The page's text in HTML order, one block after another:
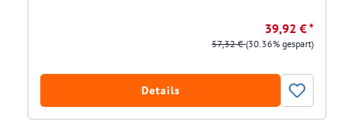
39,92 € *
57,32 €(30.36% gespart)
Details